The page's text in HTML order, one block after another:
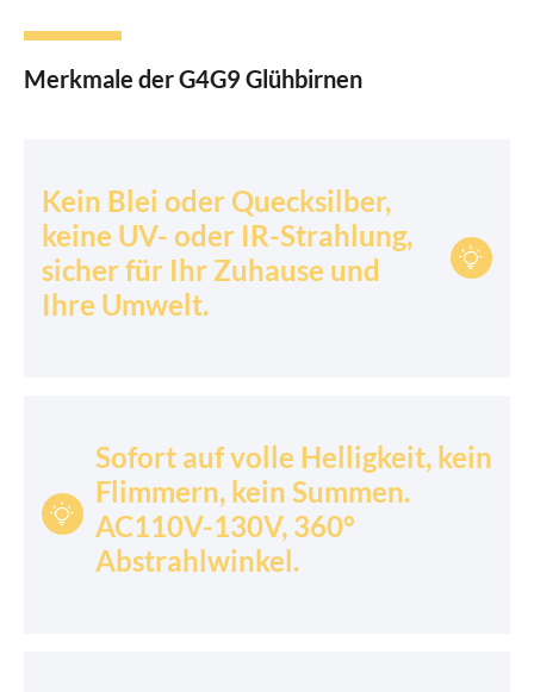
Merkmale der G4G9 Glühbirnen

Kein Blei oder Quecksilber,
keine UV- oder IR-Strahlung,
sicher für Ihr Zuhause und
Ihre Umwelt.

Sofort auf volle Helligkeit, kein
Flimmern, kein Summen.
AC110V-130V, 360°
Abstrahlwinkel.